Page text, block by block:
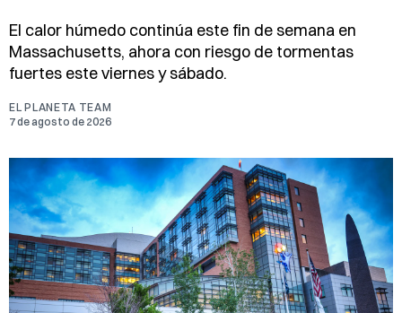
El calor húmedo continúa este fin de semana en
Massachusetts, ahora con riesgo de tormentas
fuertes este viernes y sábado.
EL PLANETA TEAM
7 de agosto de 2026